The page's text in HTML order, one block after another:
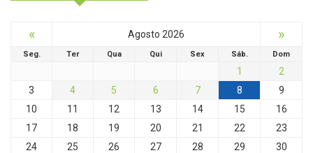
« Agosto 2026 »
Seg. Ter Qua Qui Sex Sáb. Dom
1
2
3
4 5 6 7 8
9
10
11 12 13 14 15
16
17
18 19 20 21 22
23
24
25 26 27 28 29
30